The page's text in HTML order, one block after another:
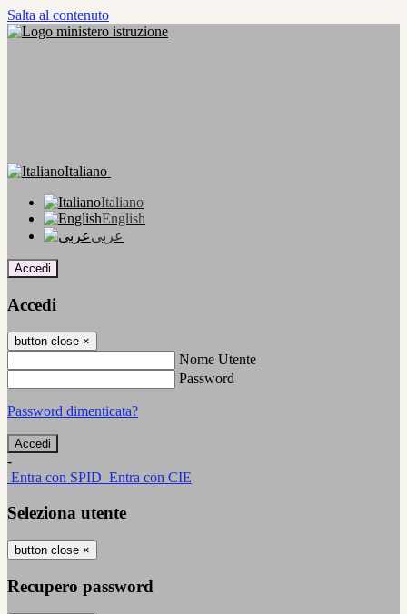
Salta al contenuto
Italiano
Italiano
English
عربى
Accedi
Accedi
button close ×
Nome Utente
Password
Password dimenticata?
-
Entra con SPID Entra con CIE
Seleziona utente
button close ×
Recupero password